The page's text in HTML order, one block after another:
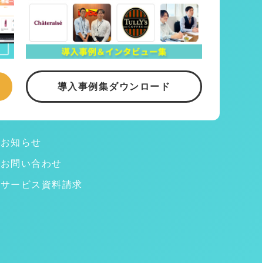
導入事例集ダウンロード
お知らせ
お問い合わせ
サービス資料請求